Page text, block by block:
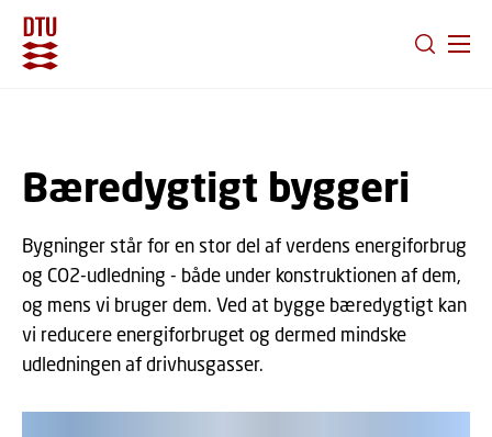
Bæredygtigt byggeri
Bygninger står for en stor del af verdens energiforbrug
og CO2-udledning - både under konstruktionen af dem,
og mens vi bruger dem. Ved at bygge bæredygtigt kan
vi reducere energiforbruget og dermed mindske
udledningen af drivhusgasser.